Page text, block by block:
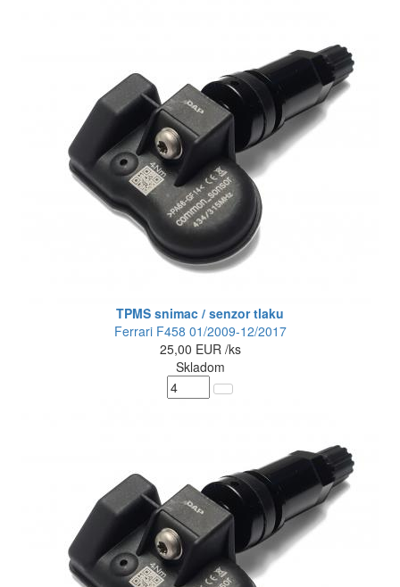
TPMS snimac / senzor tlaku
Ferrari F458 01/2009-12/2017
25,00 EUR /ks
Skladom